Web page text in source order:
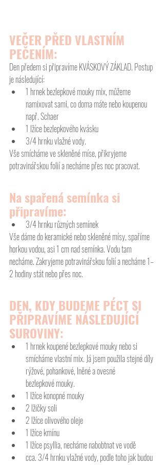
VEČER PŘED VLASTNÍM
PEČENÍM:
Den předem si připravíme KVÁSKOVÝ ZÁKLAD. Postup
je následující:
1 hrnek bezlepkové mouky mix, můžeme
namixovat sami, co doma máte nebo koupenou
např. Schaer
1 lžíce bezlepkového kvásku
3/4 hrnku vlažné vody.
Vše smícháme ve skleněné míse, přikryjeme
potravinářskou folií a necháme přes noc pracovat.
Na spařená semínka si
připravíme:
3/4 hrnku různých semínek
Vše dáme do keramické nebo skleněné mísy, spaříme
horkou vodou, asi 1 cm nad semínka. Vodu tam
necháme. Zakryjeme potravinářskou folií a necháme 1–
2 hodiny stát nebo přes noc.
DEN, KDY BUDEME PÉCT SI
PŘIPRAVÍME NÁSLEDUJÍCÍ
SUROVINY:
1 hrnek koupené bezlepkové mouky nebo si
smícháme vlastní mix. Já jsem použila stejné díly
rýžové, pohankové, lněné a ovesné
bezlepkové mouky.
1 lžíce konopné mouky
2 lžičky soli
2 lžíce olivového oleje
1 lžíce kmínu
1 lžíce psyllia, necháme nabobtnat ve vodě
cca. 3/4 hrnku vlažné vody, podle toho jak budou